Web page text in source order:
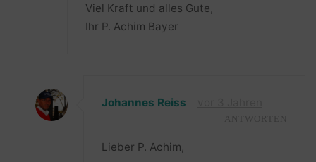
Viel Kraft und alles Gute,
Ihr P. Achim Bayer
Johannes Reiss
Lieber P. Achim,